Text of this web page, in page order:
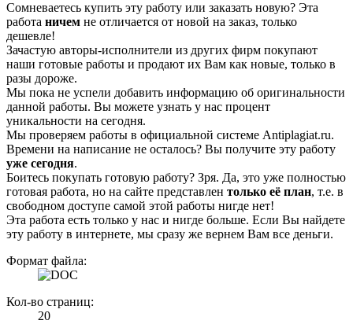
Сомневаетесь купить эту работу или заказать новую? Эта
работа ничем не отличается от новой на заказ, только
дешевле!
Зачастую авторы-исполнители из других фирм покупают
наши готовые работы и продают их Вам как новые, только в
разы дороже.
Мы пока не успели добавить информацию об оригинальности
данной работы. Вы можете узнать у нас процент
уникальности на сегодня.
Мы проверяем работы в официальной системе Аntiplagiat.ru.
Времени на написание не осталось? Вы получите эту работу
уже сегодня.
Боитесь покупать готовую работу? Зря. Да, это уже полностью
готовая работа, но на сайте представлен только её план, т.е. в
свободном доступе самой этой работы нигде нет!
Эта работа есть только у нас и нигде больше. Если Вы найдете
эту работу в интернете, мы сразу же вернем Вам все деньги.
Формат файла:
Кол-во страниц:
20